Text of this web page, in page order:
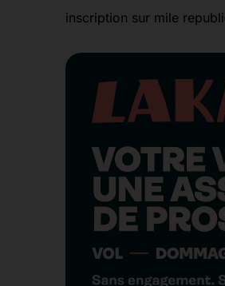
inscription sur mile